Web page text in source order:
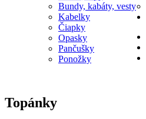
Bundy, kabáty, vesty
Kabelky
Čiapky
Opasky
Pančušky
Ponožky
Topánky